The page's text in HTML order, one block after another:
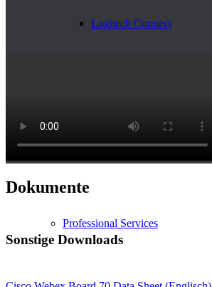
Logitech Connect
Services
Professional Services
Dokumente
Sonstige Downloads